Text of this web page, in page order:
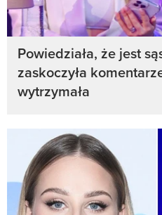
Powiedziała, że jest
zaskoczyła
wytrzymała